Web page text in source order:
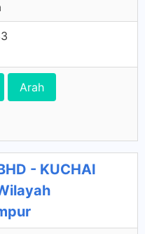
Arah
- KUCHAI